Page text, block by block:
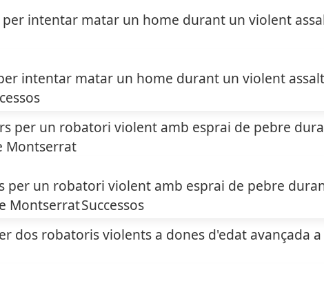
intentar matar un home durant un violent assalt
per un robatori violent amb esprai de pebre
MontserratSuccessos